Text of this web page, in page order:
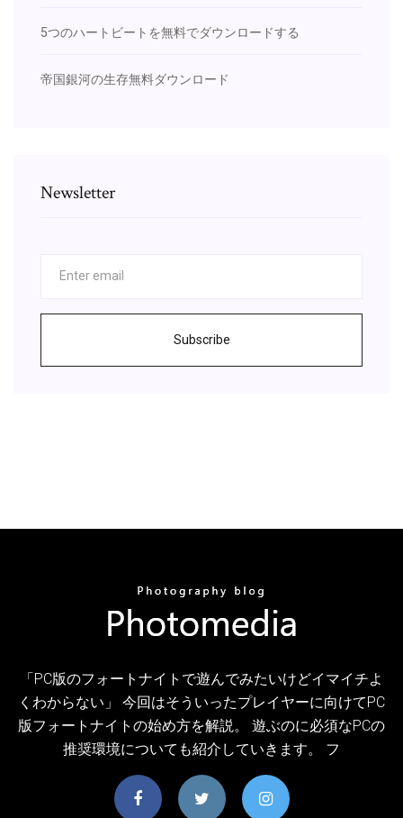
5つのハートビートを無料でダウンロードする
帝国銀河の生存無料ダウンロード
Newsletter
Subscribe
「PC版のフォートナイトで遊んでみたいけどイマイチよ
くわからない」 今回はそういったプレイヤーに向けてPC
版フォートナイトの始め方を解説。 遊ぶのに必須なPCの
推奨環境についても紹介していきます。 フ